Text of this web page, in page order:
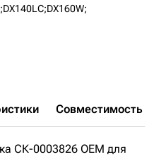
DX140LC;DX160W;
Совместимость
СК-0003826 OEM для